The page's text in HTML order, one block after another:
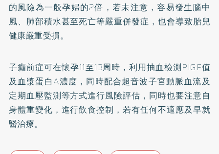
的風險為一般孕婦的2倍，若未注意，容易發生腦中
風、肺部積水甚至死亡等嚴重併發症，也會導致胎兒
健康嚴重受損。
子癲前症可在懷孕11至13周時，利用抽血檢測PIGF值
及血漿蛋白A濃度，同時配合超音波子宮動脈血流及
定期血壓監測等方式進行風險評估，同時也要注意自
身體重變化，進行飲食控制，若有任何不適應及早就
醫治療。